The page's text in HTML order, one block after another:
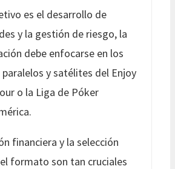
es el desarrollo de
y la gestión de riesgo, la
debe enfocarse en los
y satélites del Enjoy
o la Liga de Póker
financiera y la selección
formato son tan cruciales